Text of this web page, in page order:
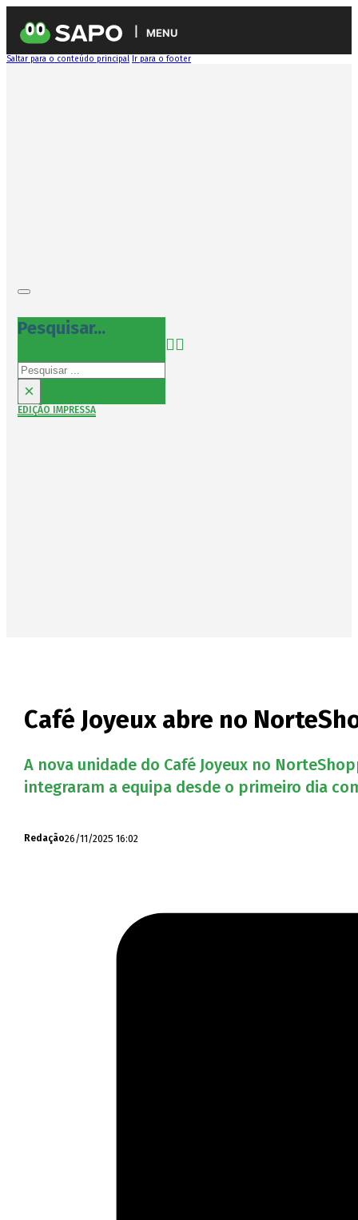
MENU
Saltar para o conteúdo principal Ir para o footer
Pesquisar...
Pesquisar
×
EDIÇÃO IMPRESSA
Café Joyeux abre no
A nova unidade do Café Joyeux no
integraram a equipa desde o primeiro dia
Redação26/11/2025 16:02